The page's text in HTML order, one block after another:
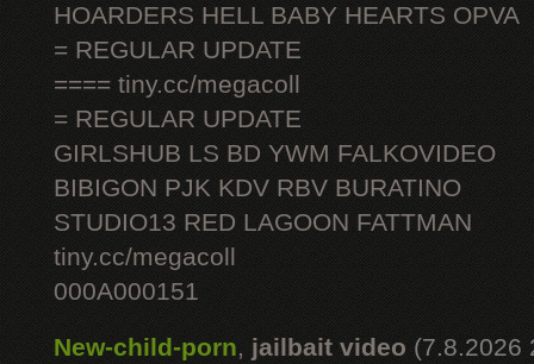
HOARDERS HELL BABY HEARTS OPVA
= REGULAR UPDATE
==== tiny.cc/megacoll
= REGULAR UPDATE
GIRLSHUB LS BD YWM FALKOVIDEO
BIBIGON PJK KDV RBV BURATINO
STUDIO13 RED LAGOON FATTMAN
tiny.cc/megacoll
000A000151
New-child-porn, jailbait video (7.8.2026